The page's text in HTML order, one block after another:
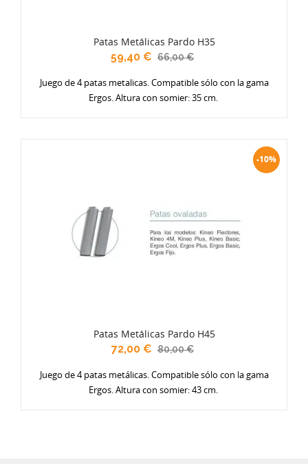
Patas Metálicas Pardo H35
59,40 € 66,00 €
Juego de 4 patas metalicas. Compatible sólo con la gama
Ergos. Altura con somier: 35 cm.
-10%
Patas Metálicas Pardo H45
72,00 € 80,00 €
Juego de 4 patas metálicas. Compatible sólo con la gama
Ergos. Altura con somier: 43 cm.